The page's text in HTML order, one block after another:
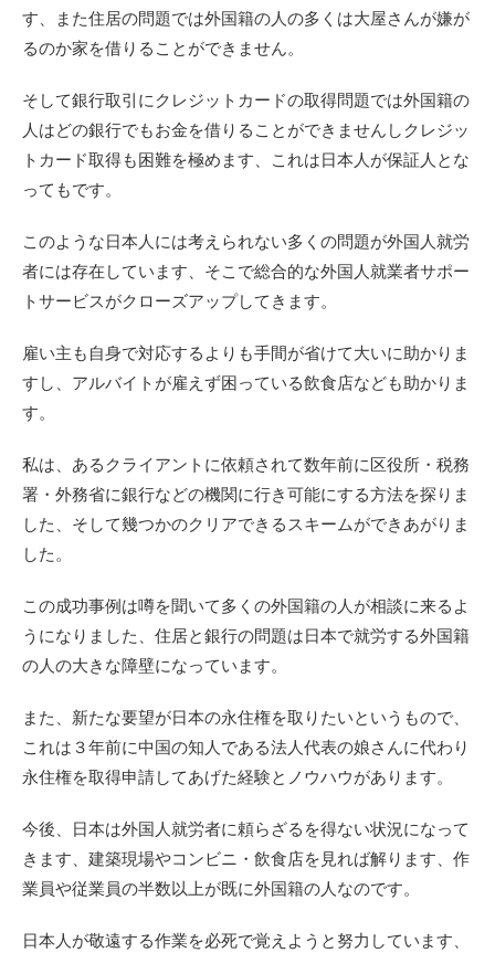
す、また住居の問題では外国籍の人の多くは大屋さんが嫌が
るのか家を借りることができません。
そして銀行取引にクレジットカードの取得問題では外国籍の
人はどの銀行でもお金を借りることができませんしクレジッ
トカード取得も困難を極めます、これは日本人が保証人とな
ってもです。
このような日本人には考えられない多くの問題が外国人就労
者には存在しています、そこで総合的な外国人就業者サポー
トサービスがクローズアップしてきます。
雇い主も自身で対応するよりも手間が省けて大いに助かりま
すし、アルバイトが雇えず困っている飲食店なども助かりま
す。
私は、あるクライアントに依頼されて数年前に区役所・税務
署・外務省に銀行などの機関に行き可能にする方法を探りま
した、そして幾つかのクリアできるスキームができあがりま
した。
この成功事例は噂を聞いて多くの外国籍の人が相談に来るよ
うになりました、住居と銀行の問題は日本で就労する外国籍
の人の大きな障壁になっています。
また、新たな要望が日本の永住権を取りたいというもので、
これは３年前に中国の知人である法人代表の娘さんに代わり
永住権を取得申請してあげた経験とノウハウがあります。
今後、日本は外国人就労者に頼らざるを得ない状況になって
きます、建築現場やコンビニ・飲食店を見れば解ります、作
業員や従業員の半数以上が既に外国籍の人なのです。
日本人が敬遠する作業を必死で覚えようと努力しています、